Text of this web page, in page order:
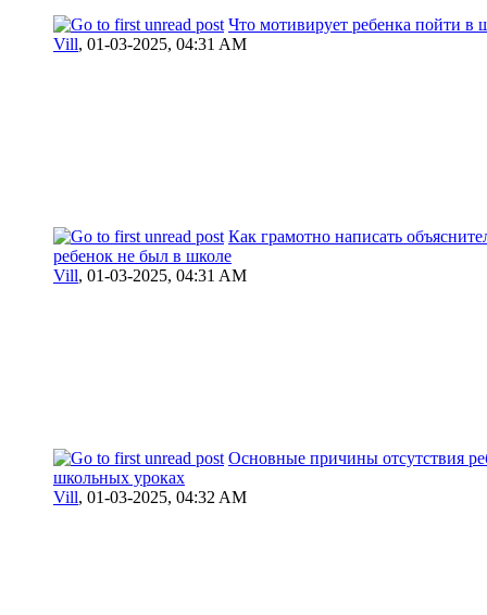
Что мотивирует ребенка пойти в
Vill, 01-03-2025, 04:31 AM
Как грамотно написать
ребенок не был в школе
Vill, 01-03-2025, 04:31 AM
Основные причины отсутствия
школьных уроках
Vill, 01-03-2025, 04:32 AM